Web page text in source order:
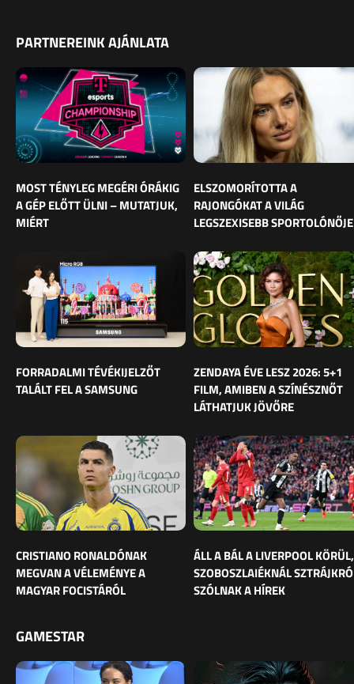
PARTNEREINK AJÁNLATA
MOST TÉNYLEG MEGÉRI ÓRÁKIG
A GÉP ELŐTT ÜLNI – MUTATJUK,
MIÉRT
ELSZOMORÍTOTTA A
RAJONGÓKAT A VILÁG
LEGSZEXISEBB SPORTOLÓNŐJE
FORRADALMI TÉVÉKIJELZŐT
TALÁLT FEL A SAMSUNG
ZENDAYA ÉVE LESZ 2026: 5+1
FILM, AMIBEN A SZÍNÉSZNŐT
LÁTHATJUK JÖVŐRE
CRISTIANO RONALDÓNAK
MEGVAN A VÉLEMÉNYE A
MAGYAR FOCISTÁRÓL
ÁLL A BÁL A LIVERPOOL KÖRÜL,
SZOBOSZLAIÉKNÁL
SZÓLNAK A HÍREK
GAMESTAR